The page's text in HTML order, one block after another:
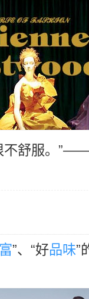
不舒服。
”、“好品味”